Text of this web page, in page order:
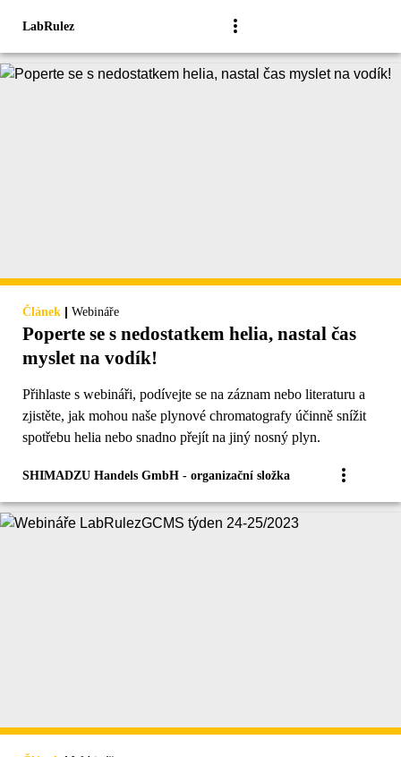
LabRulez
Článek | Webináře
Poperte se s nedostatkem helia, nastal čas
myslet na vodík!
Přihlaste s webináři, podívejte se na záznam nebo literaturu a
zjistěte, jak mohou naše plynové chromatografy účinně snížit
spotřebu helia nebo snadno přejít na jiný nosný plyn.
SHIMADZU Handels GmbH - organizační složka